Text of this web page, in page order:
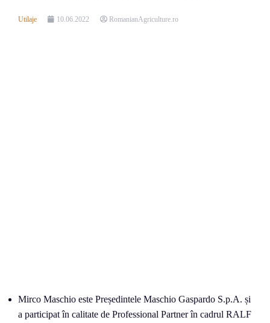
Utilaje 10.06.2022 RomanianAgriculture.ro
Mirco Maschio este Președintele Maschio Gaspardo S.p.A. și
a participat în calitate de Professional Partner în cadrul RALF